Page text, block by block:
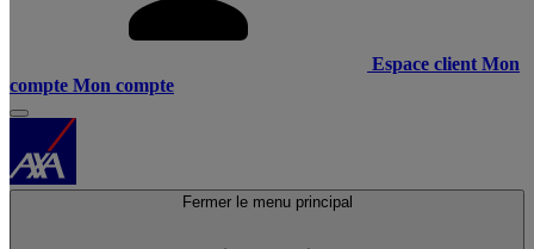
Espace client Mon
compte Mon compte
Fermer le menu principal